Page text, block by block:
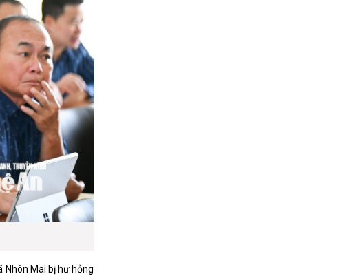
Nhôn Mai bị hư hỏng